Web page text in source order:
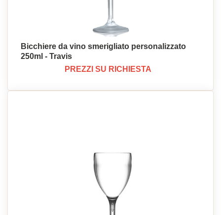
Bicchiere da vino smerigliato personalizzato
250ml - Travis
PREZZI SU RICHIESTA